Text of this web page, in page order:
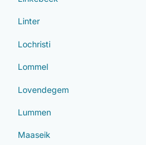
Linter
Lochristi
Lommel
Lovendegem
Lummen
Maaseik